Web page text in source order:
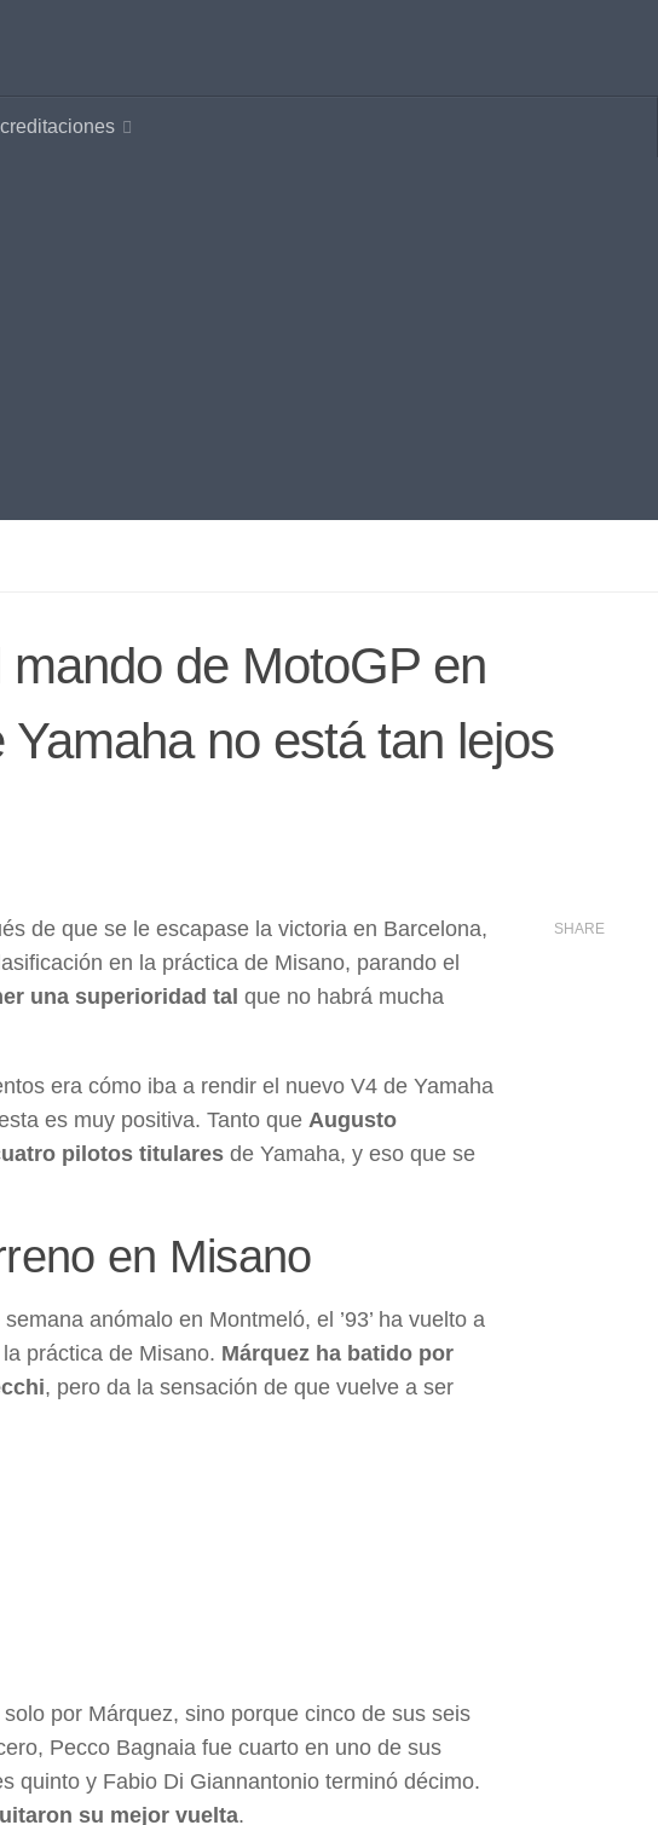
de MotoGP en
no está tan lejos
de que se le escapase la victoria en Barcelona,
en la práctica de Misano, parando el
una superioridad tal que no habrá mucha
era cómo iba a rendir el nuevo V4 de Yamaha
es muy positiva. Tanto que Augusto
pilotos titulares de Yamaha, y eso que se
en Misano
anómalo en Montmeló, el ’93’ ha vuelto a
práctica de Misano. Márquez ha batido por
, pero da la sensación de que vuelve a ser
por Márquez, sino porque cinco de sus seis
Pecco Bagnaia fue cuarto en uno de sus
quinto y Fabio Di Giannantonio terminó décimo.
su mejor vuelta.
SHARE